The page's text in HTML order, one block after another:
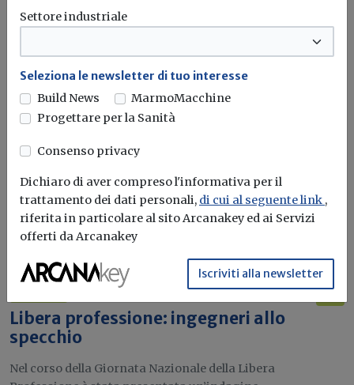
Potrebbe interessarti
PNRR, gli Architetti: «La proroga è una
garanzia per completare le opere con
qualità e senza rinunciare alla
sostenibilità»
Il Consiglio Nazionale degli Architetti, Pianificatori,
Paesaggisti e Conservatori valuta positivamente
Architetti PNRR
Libera professione: ingegneri allo
specchio
Nel corso della Giornata Nazionale della Libera
Settore industriale
Seleziona le newsletter di tuo interesse
Build News
MarmoMacchine
Progettare per la Sanità
Consenso privacy
Dichiaro di aver compreso l'informativa per il
trattamento dei dati personali, di cui al seguente link ,
riferita in particolare al sito Arcanakey ed ai Servizi
offerti da Arcanakey
Iscriviti alla newsletter